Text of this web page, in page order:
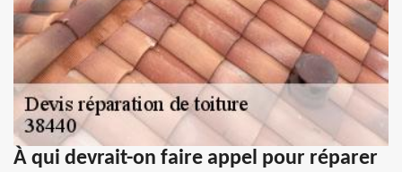
À qui devrait-on faire appel pour réparer